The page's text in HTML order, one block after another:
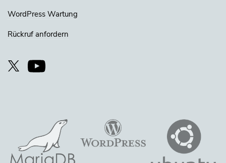
WordPress Wartung
Rückruf anfordern